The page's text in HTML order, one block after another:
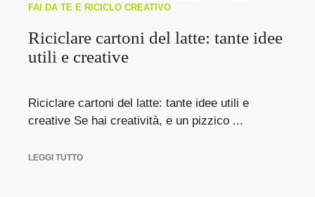
FAI DA TE E RICICLO CREATIVO
Riciclare cartoni del latte: tante idee
utili e creative
Riciclare cartoni del latte: tante idee utili e
creative Se hai creatività, e un pizzico ...
LEGGI TUTTO